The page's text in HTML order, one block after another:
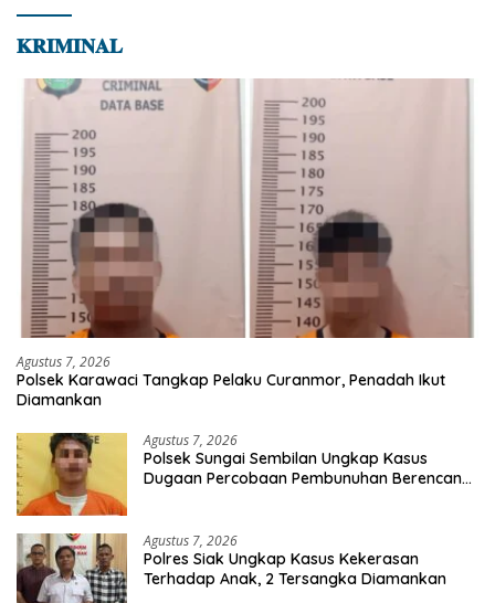
𝐊𝐑𝐈𝐌𝐈𝐍𝐀𝐋
Agustus 7, 2026
Polsek Karawaci Tangkap Pelaku Curanmor, Penadah Ikut
Diamankan
Agustus 7, 2026
Polsek Sungai Sembilan Ungkap Kasus
Dugaan Percobaan Pembunuhan Berencana,
Agustus 7, 2026
Polres Siak Ungkap Kasus Kekerasan
Terhadap Anak, 2 Tersangka Diamankan